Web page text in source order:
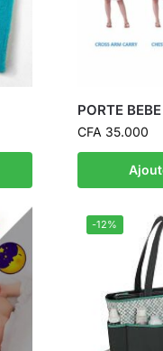
PORTE
CFA 35.000
-12%